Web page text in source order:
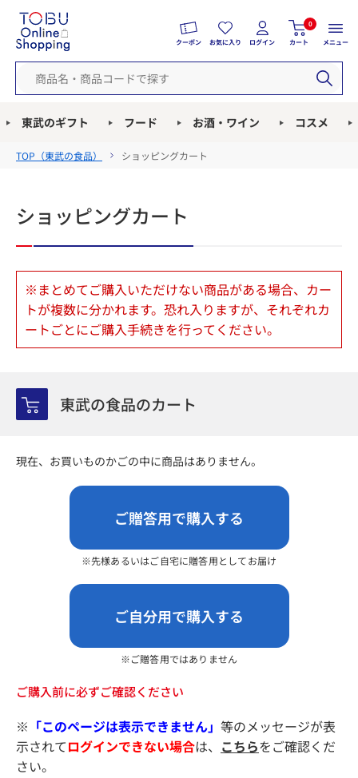
クーポン お気に入り ログイン
0
カート メニュー
東武のギフト フード お酒・ワイン コスメ
TOP（東武の食品） ショッピングカート
ショッピングカート
※まとめてご購入いただけない商品がある場合、カー
トが複数に分かれます。恐れ入りますが、それぞれカ
ートごとにご購入手続きを行ってください。
東武の食品のカート
現在、お買いものかごの中に商品はありません。
先様あるいはご自宅に贈答用としてお届け
ご贈答用ではありません
ご購入前に必ずご確認ください
※ 「このページは表示できません」 等のメッセージが表
示されてログインできない場合は、 こちらをご確認くだ
さい。